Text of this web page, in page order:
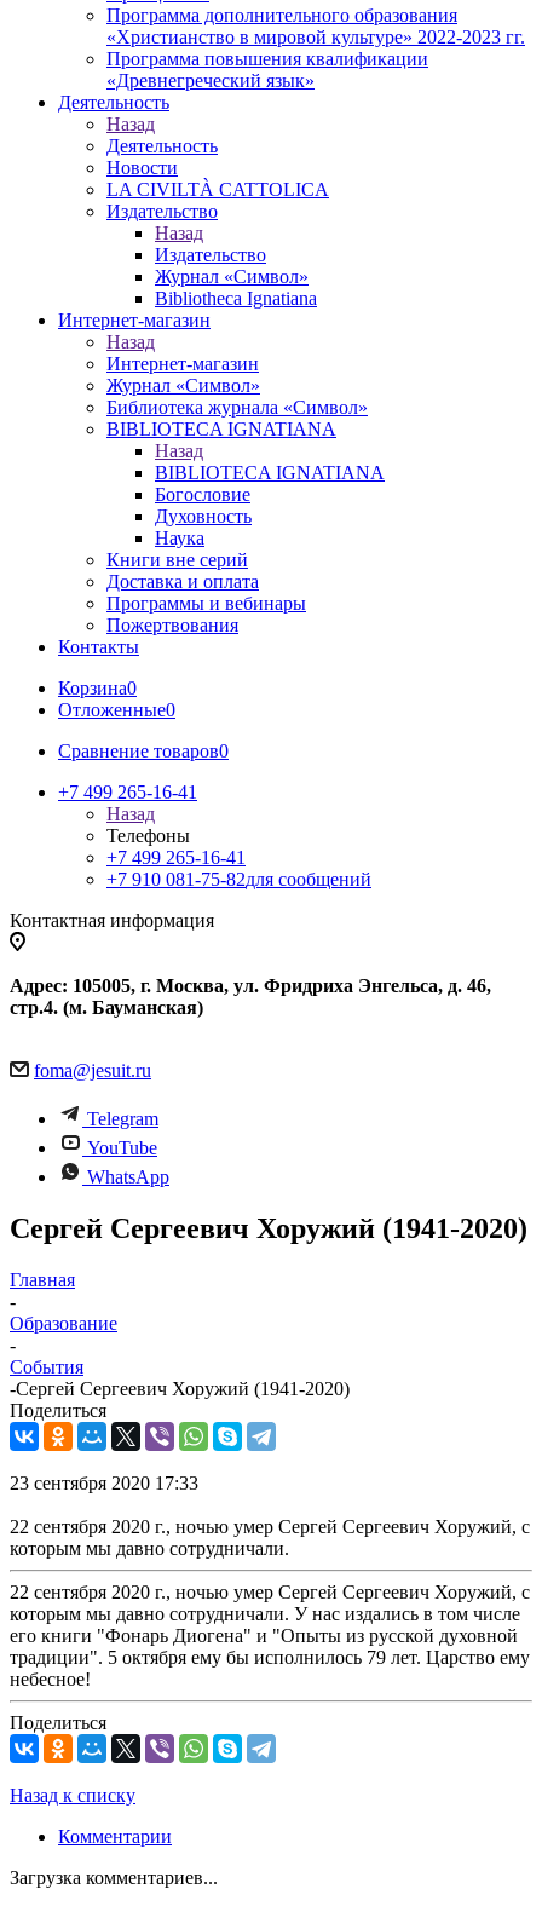
Программа дополнительного образования
«Христианство в мировой культуре» 2022-2023 гг.
Программа повышения квалификации
«Древнегреческий язык»
Деятельность
Назад
Деятельность
Новости
LA CIVILTÀ CATTOLICA
Издательство
Назад
Издательство
Журнал «Символ»
Bibliotheca Ignatiana
Интернет-магазин
Назад
Интернет-магазин
Журнал «Символ»
Библиотека журнала «Символ»
BIBLIOTECA IGNATIANA
Назад
BIBLIOTECA IGNATIANA
Богословие
Духовность
Наука
Книги вне серий
Доставка и оплата
Программы и вебинары
Пожертвования
Контакты
Корзина0
Отложенные0
Сравнение товаров0
+7 499 265-16-41
Назад
Телефоны
+7 499 265-16-41
+7 910 081-75-82для сообщений
Контактная информация
Адрес: 105005, г. Москва, ул. Фридриха Энгельса, д. 46,
стр.4. (м. Бауманская)
foma@jesuit.ru
Telegram
YouTube
WhatsApp
Сергей Сергеевич Хоружий (1941-2020)
Главная
-
Образование
-
События
-Сергей Сергеевич Хоружий (1941-2020)
Поделиться
23 сентября 2020 17:33
22 сентября 2020 г., ночью умер Сергей Сергеевич Хоружий, с
которым мы давно сотрудничали.
22 сентября 2020 г., ночью умер Сергей Сергеевич Хоружий, с
которым мы давно сотрудничали. У нас издались в том числе
его книги "Фонарь Диогена" и "Опыты из русской духовной
традиции". 5 октября ему бы исполнилось 79 лет. Царство ему
небесное!
Поделиться
Назад к списку
Комментарии
Загрузка комментариев...